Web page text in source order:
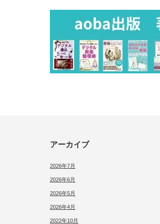
アーカイブ
2026年7月
2026年6月
2026年5月
2026年4月
2022年10月